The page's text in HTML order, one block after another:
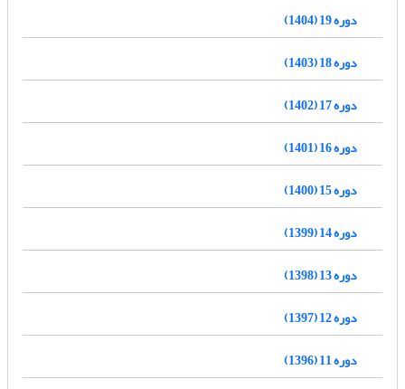
دوره 19 (1404)
دوره 18 (1403)
دوره 17 (1402)
دوره 16 (1401)
دوره 15 (1400)
دوره 14 (1399)
دوره 13 (1398)
دوره 12 (1397)
دوره 11 (1396)